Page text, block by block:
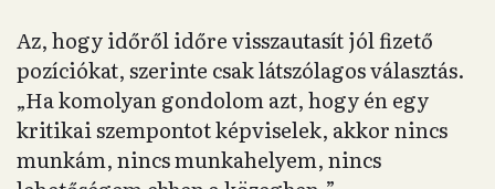
Az viszont nem vonzza, és továbbra sem
tervezi, hogy visszatérjen a múzeumokhoz
(épp tíz éve mondott fel a Ludwig
Múzeumban, ahol vezető kurátorként
dolgozott):